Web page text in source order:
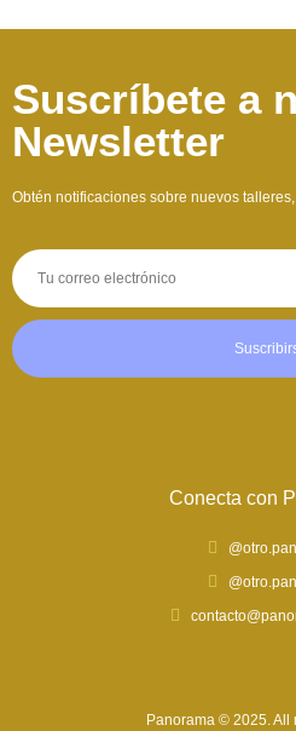
Suscríbete a
Newsletter
Obtén notificaciones sobre nuevos
Conecta con
Panorama © 2025. All